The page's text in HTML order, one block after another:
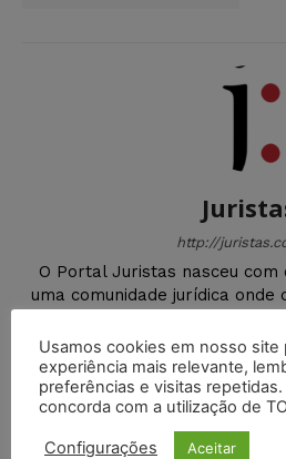
http://
O Portal Juristas nasceu
uma comunidade jurídica onde
vez mais seu aprendizado
Usamos cookies em nosso site
experiência mais relevante,
preferências e visitas repetidas.
concorda com a utilização de
Configurações Aceitar